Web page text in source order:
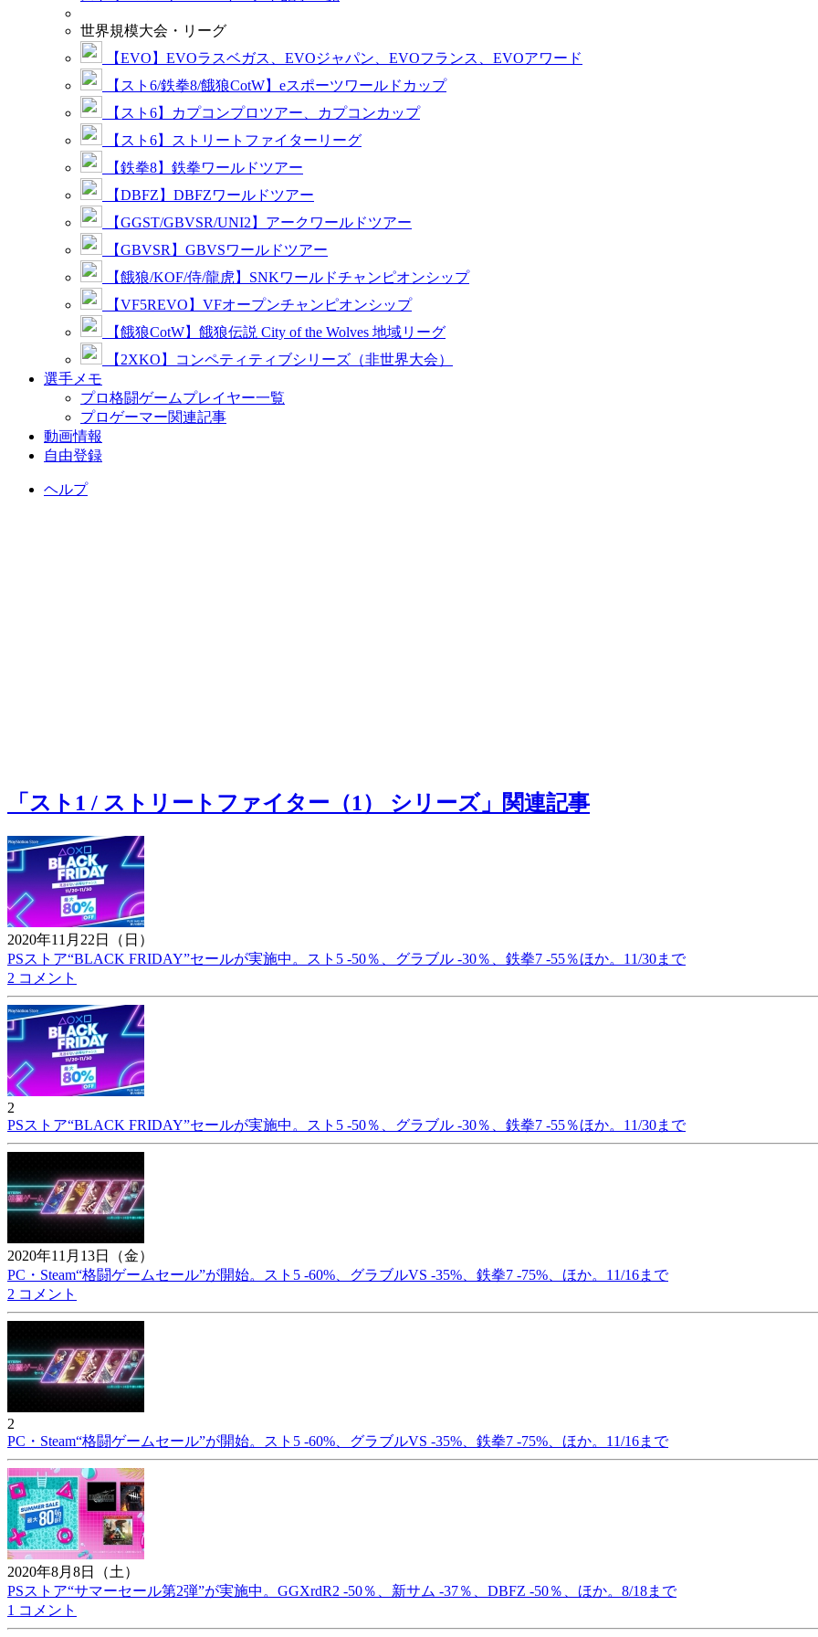
世界規模大会・リーグ
【EVO】EVOラスベガス、EVOジャパン、EVOフランス、EVOアワード
【スト6/鉄拳8/餓狼CotW】eスポーツワールドカップ
【スト6】カプコンプロツアー、カプコンカップ
【スト6】ストリートファイターリーグ
【鉄拳8】鉄拳ワールドツアー
【DBFZ】DBFZワールドツアー
【GGST/GBVSR/UNI2】アークワールドツアー
【GBVSR】GBVSワールドツアー
【餓狼/KOF/侍/龍虎】SNKワールドチャンピオンシップ
【VF5REVO】VFオープンチャンピオンシップ
【餓狼CotW】餓狼伝説 City of the Wolves 地域リーグ
【2XKO】コンペティティブシリーズ（非世界大会）
選手メモ
プロ格闘ゲームプレイヤー一覧
プロゲーマー関連記事
動画情報
自由登録
ヘルプ
「スト1 / ストリートファイター（1） シリーズ」関連記事
2020年11月22日（日）
PSストア“BLACK FRIDAY”セールが実施中。スト5 -50％、グラブル -30％、鉄拳7 -55％ほか。11/30まで
2 コメント
2
PSストア“BLACK FRIDAY”セールが実施中。スト5 -50％、グラブル -30％、鉄拳7 -55％ほか。11/30まで
2020年11月13日（金）
PC・Steam“格闘ゲームセール”が開始。スト5 -60%、グラブルVS -35%、鉄拳7 -75%、ほか。11/16まで
2 コメント
2
PC・Steam“格闘ゲームセール”が開始。スト5 -60%、グラブルVS -35%、鉄拳7 -75%、ほか。11/16まで
2020年8月8日（土）
PSストア“サマーセール第2弾”が実施中。GGXrdR2 -50％、新サム -37％、DBFZ -50％、ほか。8/18まで
1 コメント